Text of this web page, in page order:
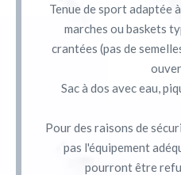
Tenue de sport adaptée
marches ou baskets
crantées (pas de
Sac à dos avec eau,
Pour des raisons de
pas l'équipement
pourront être